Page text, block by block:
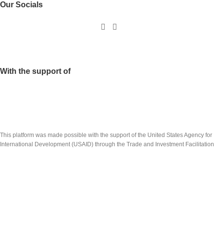
Our Socials
With the support of
This platform was made possible with the support of the United States Agency for
International Development (USAID) through the Trade and Investment Facilitation